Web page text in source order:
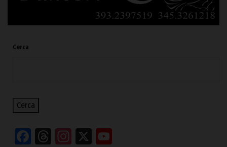
Cerca
Cerca
Facebook
Threads
Instagram
X